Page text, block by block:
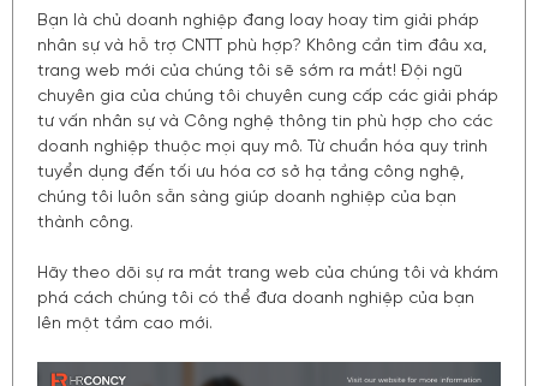
Bạn là chủ doanh nghiệp đang loay hoay tìm giải pháp
nhân sự và hỗ trợ CNTT phù hợp? Không cần tìm đâu xa,
trang web mới của chúng tôi sẽ sớm ra mắt! Đội ngũ
chuyên gia của chúng tôi chuyên cung cấp các giải pháp
tư vấn nhân sự và Công nghệ thông tin phù hợp cho các
doanh nghiệp thuộc mọi quy mô. Từ chuẩn hóa quy trình
tuyển dụng đến tối ưu hóa cơ sở hạ tầng công nghệ,
chúng tôi luôn sẵn sàng giúp doanh nghiệp của bạn
thành công.
Hãy theo dõi sự ra mắt trang web của chúng tôi và khám
phá cách chúng tôi có thể đưa doanh nghiệp của bạn
lên một tầm cao mới.